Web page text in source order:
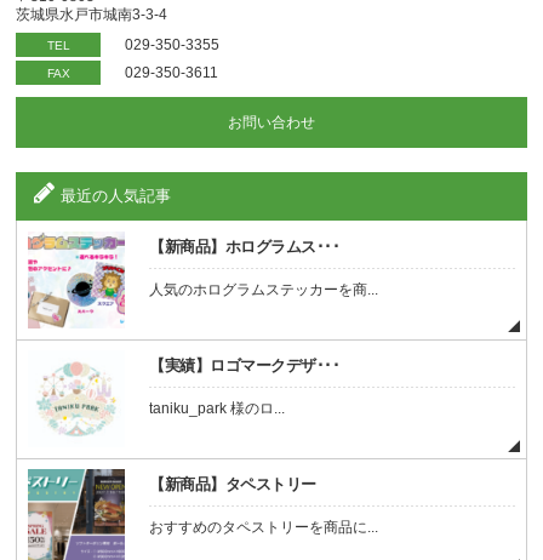
茨城県水戸市城南3-3-4
TEL 029-350-3355
FAX 029-350-3611
お問い合わせ
最近の人気記事
【新商品】ホログラムス･･･
人気のホログラムステッカーを商...
【実績】ロゴマークデザ･･･
taniku_park 様のロ...
【新商品】タペストリー
おすすめのタペストリーを商品に...